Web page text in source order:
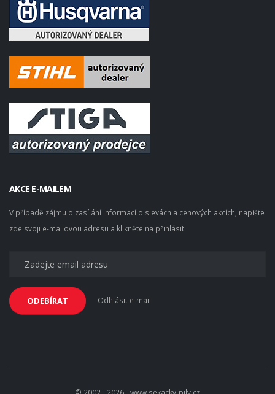
AKCE E-MAILEM
V případě zájmu o zasílání informací o slevách a cenových akcích, napište
zde svoji e-mailovou adresu a klikněte na přihlásit.
ODEBÍRAT Odhlásit e-mail